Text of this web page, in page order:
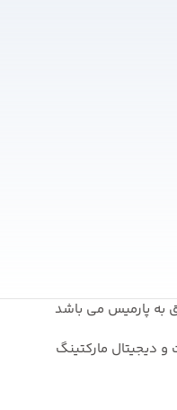
به پارمیس می باشد
دیجیتال مارکتینگ